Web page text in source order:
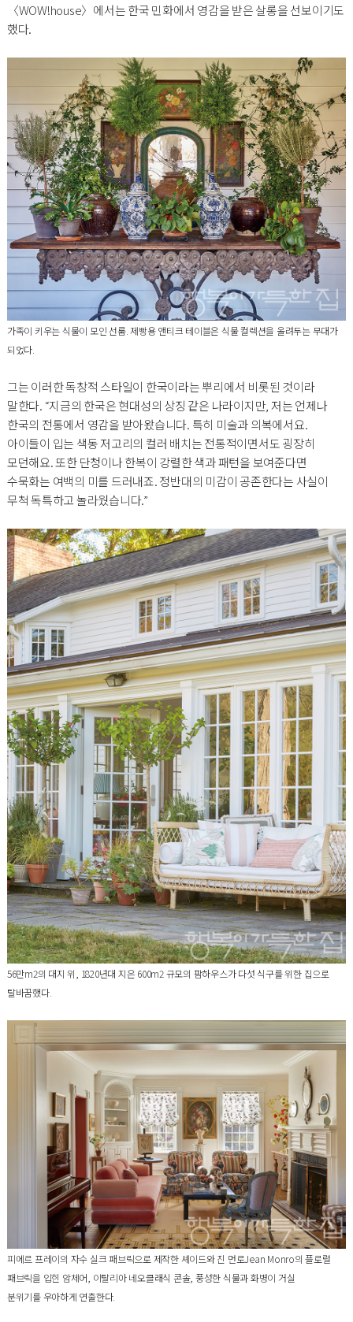
〈WOW!house〉에서는 한국 민화에서 영감을 받은 살롱을 선보이기도
했다.
가족이 키우는 식물이 모인 선룸. 제빵용 앤티크 테이블은 식물 컬렉션을 올려두는 무대가
되었다.
그는 이러한 독창적 스타일이 한국이라는 뿌리에서 비롯된 것이라
말한다. “지금의 한국은 현대성의 상징 같은 나라이지만, 저는 언제나
한국의 전통에서 영감을 받아왔습니다. 특히 미술과 의복에서요.
아이들이 입는 색동 저고리의 컬러 배치는 전통적이면서도 굉장히
모던해요. 또한 단청이나 한복이 강렬한 색과 패턴을 보여준다면
수묵화는 여백의 미를 드러내죠. 정반대의 미감이 공존한다는 사실이
무척 독특하고 놀라웠습니다.”
56만m2의 대지 위, 1820년대 지은 600m2 규모의 팜하우스가 다섯 식구를 위한 집으로
탈바꿈했다.
피에르 프레이의 자수 실크 패브릭으로 제작한 셰이드와 진 먼로Jean Monro의 플로럴
패브릭을 입힌 암체어, 이탈리아 네오클래식 콘솔, 풍성한 식물과 화병이 거실
분위기를 우아하게 연출한다.